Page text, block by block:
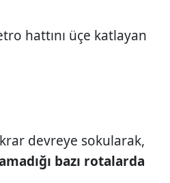
hattını üçe katlayan
devreye sokularak,
bazı rotalarda